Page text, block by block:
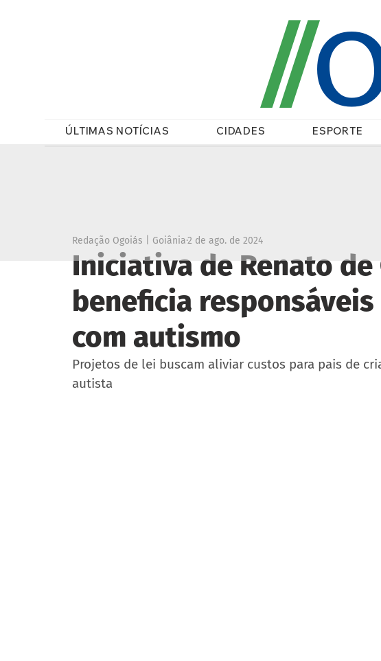
ÚLTIMAS NOTÍCIAS CIDADES ESPORTE
//O
Iniciativa de Renato de
beneficia
com autismo
Redação Ogoiás | Goiânia2 de ago. de 2024
Projetos de lei buscam aliviar custos para pais de
autista